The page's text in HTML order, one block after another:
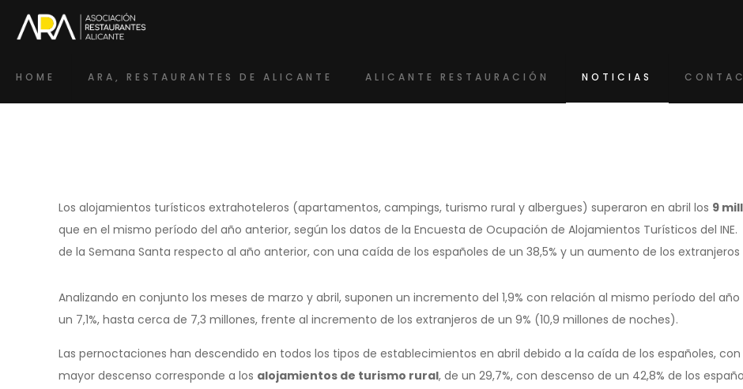
HOME ARA, RESTAURANTES DE ALICANTE ALICANTE RESTAURACIÓN NOTICIAS
Los alojamientos turísticos extrahoteleros (apartamentos, campings, turismo rural y albergues) superaron en abril los 9
que en el mismo período del año anterior, según los datos de la Encuesta de Ocupación de Alojamientos Turísticos del
de la Semana Santa respecto al año anterior, con una caída de los españoles de un 38,5% y un aumento de los extranjeros
Analizando en conjunto los meses de marzo y abril, suponen un incremento del 1,9% con relación al mismo período del
un 7,1%, hasta cerca de 7,3 millones, frente al incremento de los extranjeros de un 9% (10,9 millones de noches).
Las pernoctaciones han descendido en todos los tipos de establecimientos en abril debido a la caída de los españoles,
mayor descenso corresponde a los alojamientos de turismo rural, de un 29,7%, con descenso de un 42,8% de los